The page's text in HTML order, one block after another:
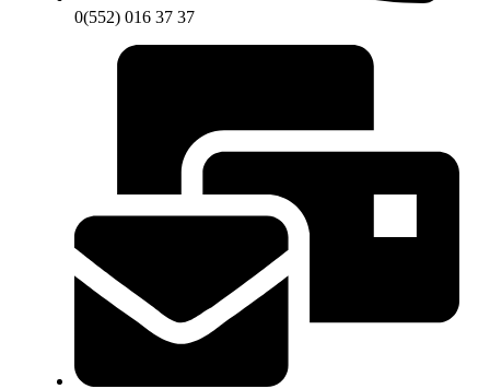
0(552) 016 37 37